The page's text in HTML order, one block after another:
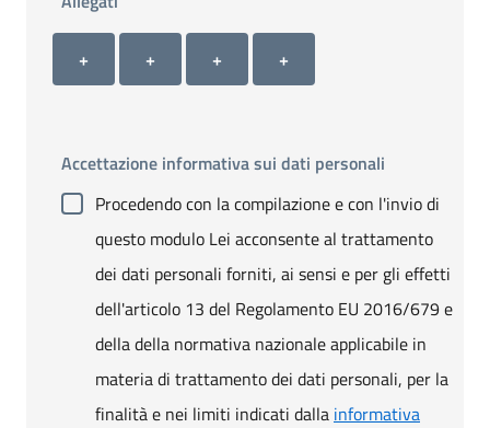
Allegato 1
+
Allegato 2
+
Allegato 3
+
Allegato 4
+
Accettazione informativa sui dati personali
Procedendo con la compilazione e con l'invio di
questo modulo Lei acconsente al trattamento
dei dati personali forniti, ai sensi e per gli effetti
dell'articolo 13 del Regolamento EU 2016/679 e
della della normativa nazionale applicabile in
materia di trattamento dei dati personali, per la
finalità e nei limiti indicati dalla informativa